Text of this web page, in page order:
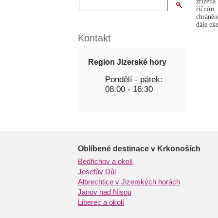
říčním
dále
Kontakt
Region Jizerské hory
Pondělí - pátek:
08:00 - 16:30
Oblíbené destinace v Krkonoších
Bedřichov a okolí
Josefův Důl
Albrechtice v Jizerských horách
Janov nad Nisou
Liberec a okolí